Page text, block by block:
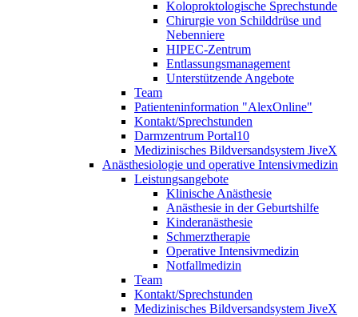
Koloproktologische Sprechstunde
Chirurgie von Schilddrüse und
Nebenniere
HIPEC-Zentrum
Entlassungsmanagement
Unterstützende Angebote
Team
Patienteninformation "AlexOnline"
Kontakt/Sprechstunden
Darmzentrum Portal10
Medizinisches Bildversandsystem JiveX
Anästhesiologie und operative Intensivmedizin
Leistungsangebote
Klinische Anästhesie
Anästhesie in der Geburtshilfe
Kinderanästhesie
Schmerztherapie
Operative Intensivmedizin
Notfallmedizin
Team
Kontakt/Sprechstunden
Medizinisches Bildversandsystem JiveX